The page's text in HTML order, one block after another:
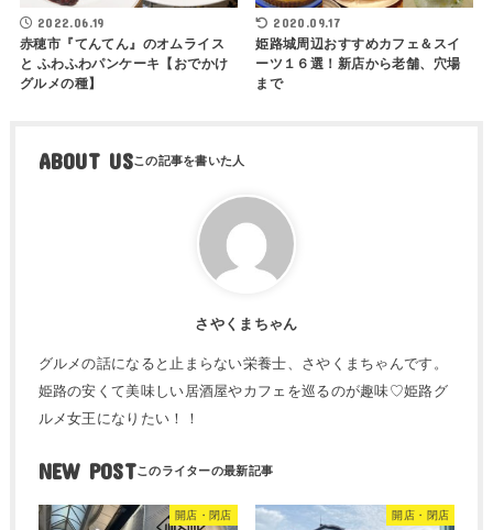
2022.06.19
赤穂市『てんてん』のオムライス
と ふわふわパンケーキ【おでかけ
グルメの種】
2020.09.17
姫路城周辺おすすめカフェ＆スイ
ーツ１６選！新店から老舗、穴場
まで
ABOUT US
さやくまちゃん
グルメの話になると止まらない栄養士、さやくまちゃんです。
姫路の安くて美味しい居酒屋やカフェを巡るのが趣味♡姫路グ
ルメ女王になりたい！！
NEW POST
開店・閉店 開店・閉店